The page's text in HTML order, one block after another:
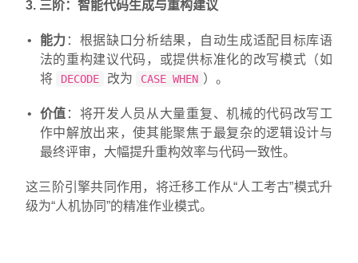
3. 三阶：智能代码生成与重构建议
能力 ：根据缺口分析结果，自动生成适配目标库语
法的重构建议代码，或提供标准化的改写模式（如
将
DECODE 改为 CASE WHEN ）。
价值 ：将开发人员从大量重复、机械的代码改写工
作中解放出来，使其能聚焦于最复杂的逻辑设计与
最终评审，大幅提升重构效率与代码一致性。
这三阶引擎共同作用，将迁移工作从“人工考古”模式升
级为“人机协同”的精准作业模式。